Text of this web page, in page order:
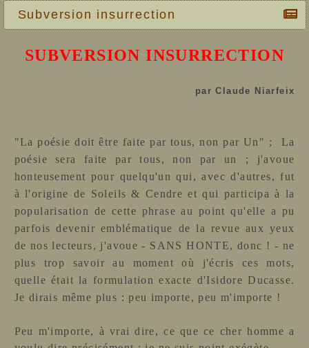
Subversion insurrection
SUBVERSION INSURRECTION
par Claude Niarfeix
"La poésie doit être faite par tous, non par Un" ;  La
poésie sera faite par tous, non par un ; j'avoue
honteusement pour quelqu'un qui, avec d'autres, fut
à l'origine de Soleils & Cendre et qui participa à la
popularisation de cette phrase au point qu'elle a pu
parfois devenir emblématique de la revue aux yeux
de nos lecteurs, j'avoue - SANS HONTE, donc ! - ne
plus trop savoir au moment où j'écris ces mots,
quelle était la formulation exacte d'Isidore Ducasse.
Je dirais même plus : peu importe, peu m'importe !
Peu m'importe, à vrai dire, ce que ce cher homme a